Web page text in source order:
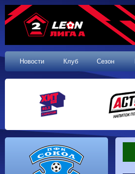
Новости Клуб Сезон